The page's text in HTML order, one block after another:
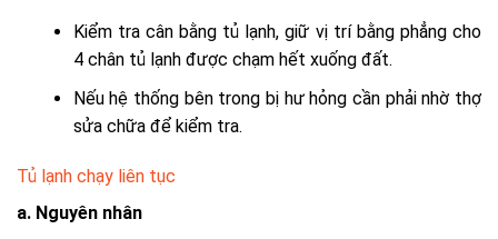
Kiểm tra cân bằng tủ lạnh, giữ vị trí bằng phẳng cho
4 chân tủ lạnh được chạm hết xuống đất.
Nếu hệ thống bên trong bị hư hỏng cần phải nhờ thợ
sửa chữa để kiểm tra.
Tủ lạnh chạy liên tục
a. Nguyên nhân